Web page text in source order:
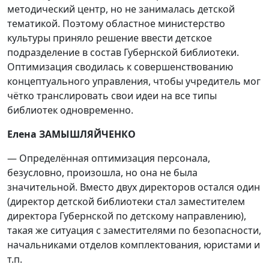
методический центр, но не занималась детской
тематикой. Поэтому областное министерство
культуры приняло решение ввести детское
подразделение в состав Губернской библиотеки.
Оптимизация сводилась к совершенствованию
концептуального управления, чтобы учредитель мог
чётко транслировать свои идеи на все типы
библиотек одновременно.
Елена ЗАМЫШЛЯЙЧЕНКО
— Определённая оптимизация персонала,
безусловно, произошла, но она не была
значительной. Вместо двух директоров остался один
(директор детской библиотеки стал заместителем
директора Губернской по детскому направлению),
такая же ситуация с заместителями по безопасности,
начальниками отделов комплектования, юристами и
т.п.